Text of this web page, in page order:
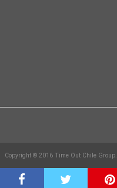
Copyright © 2016 Time Out Chile Group.